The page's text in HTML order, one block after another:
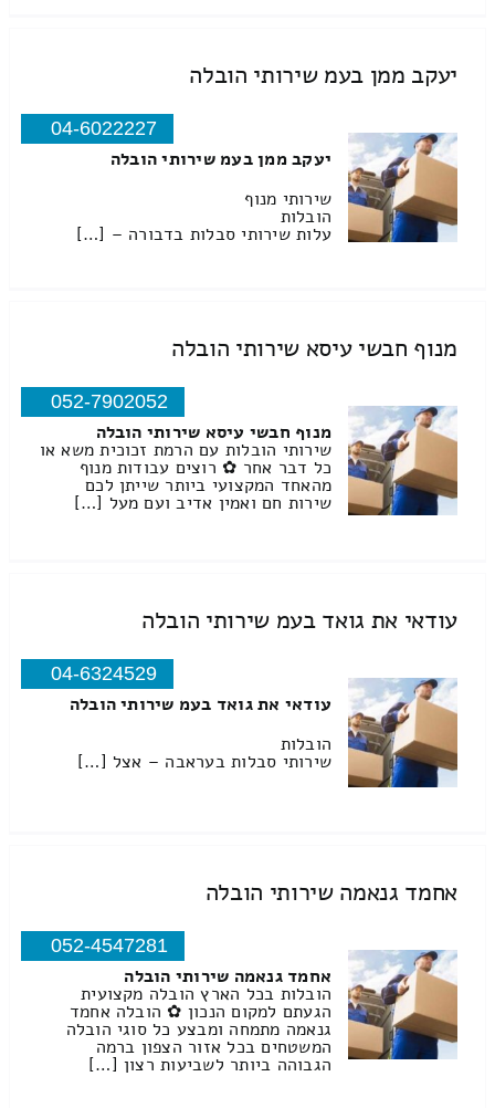
יעקב ממן בעמ שירותי הובלה
04-6022227
יעקב ממן בעמ שירותי הובלה
שירותי מנוף
הובלות
עלות שירותי סבלות בדבורה – […]
מנוף חבשי עיסא שירותי הובלה
052-7902052
מנוף חבשי עיסא שירותי הובלה
שירותי הובלות עם הרמת זכוכית משא או
כל דבר אחר ✿ רוצים עבודות מנוף
מהאחד המקצועי ביותר שייתן לכם
שירות חם ואמין אדיב ועם מעל […]
עודאי את גואד בעמ שירותי הובלה
04-6324529
עודאי את גואד בעמ שירותי הובלה
הובלות
שירותי סבלות בעראבה – אצל […]
אחמד גנאמה שירותי הובלה
052-4547281
אחמד גנאמה שירותי הובלה
הובלות בכל הארץ הובלה מקצועית
הגעתם למקום הנכון ✿ הובלה אחמד
גנאמה מתמחה ומבצע כל סוגי הובלה
המשטחים בכל אזור הצפון ברמה
הגבוהה ביותר לשביעות רצון […]